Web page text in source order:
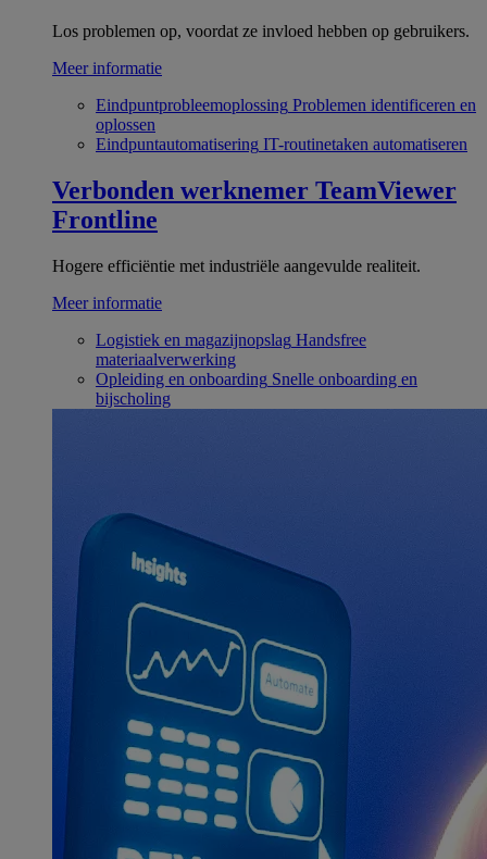
Los problemen op, voordat ze invloed hebben op gebruikers.
Meer informatie
Eindpuntprobleemoplossing Problemen identificeren en
oplossen
Eindpuntautomatisering IT-routinetaken automatiseren
Verbonden werknemer TeamViewer
Frontline
Hogere efficiëntie met industriële aangevulde realiteit.
Meer informatie
Logistiek en magazijnopslag Handsfree
materiaalverwerking
Opleiding en onboarding Snelle onboarding en
bijscholing